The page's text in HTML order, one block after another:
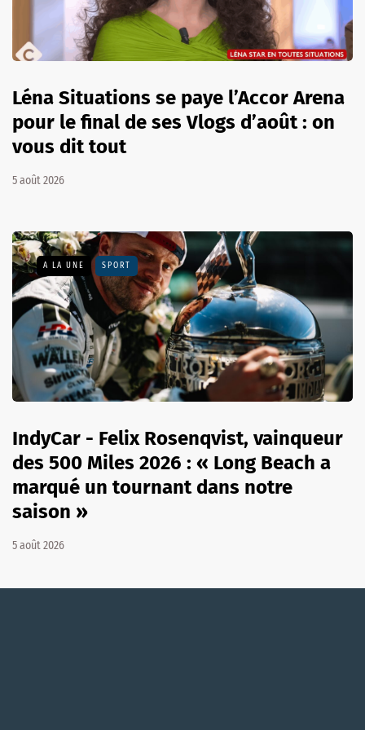
Léna Situations se paye l’Accor Arena
pour le final de ses Vlogs d’août : on
vous dit tout
5 août 2026
A LA UNE SPORT
IndyCar - Felix Rosenqvist, vainqueur
des 500 Miles 2026 : « Long Beach a
marqué un tournant dans notre
saison »
5 août 2026